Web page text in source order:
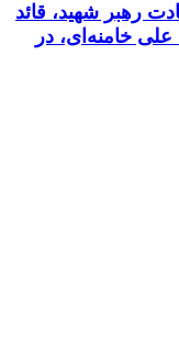
رهبر شهید، قائد
خامنه‌ای، در